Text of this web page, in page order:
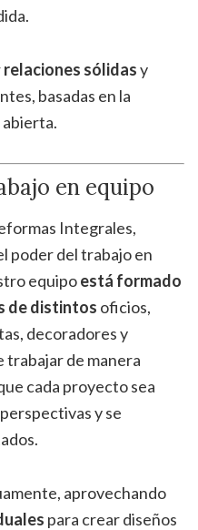
relaciones sólidasy
basadas en la
abierta.
en equipo
Integrales,
poder del trabajo en
equipoestá formado
de distintos oficios,
decoradores y
trabajar de manera
cada proyecto sea
y se
aprovechando
para crear diseños